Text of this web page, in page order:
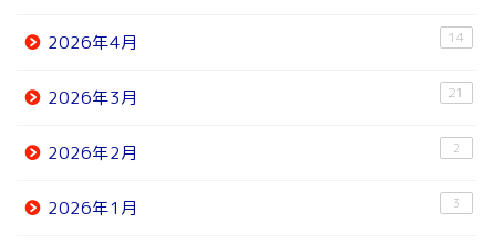
2026年4月 14
2026年3月 21
2026年2月 2
2026年1月 3